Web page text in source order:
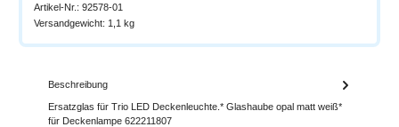
Artikel-Nr.: 92578-01
Versandgewicht: 1,1 kg
Beschreibung
Ersatzglas für Trio LED Deckenleuchte.* Glashaube opal matt weiß*
für Deckenlampe 622211807